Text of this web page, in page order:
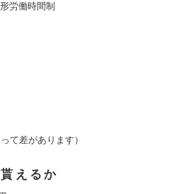
労働時間制
て差があります）
えるか